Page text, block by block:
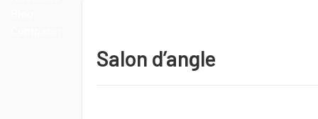
Salon d’angle